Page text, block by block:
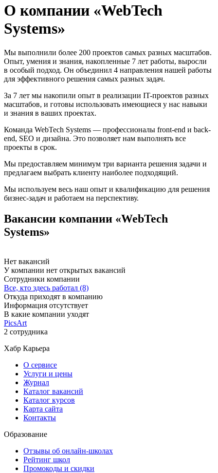
О компании «WebTech
Systems»
Мы выполнили более 200 проектов самых разных масштабов.
Опыт, умения и знания, накопленные 7 лет работы, выросли
в особый подход. Он объединил 4 направления нашей работы
для эффективного решения самых разных задач.
За 7 лет мы накопили опыт в реализации IT-проектов разных
масштабов, и готовы использовать имеющиеся у нас навыки
и знания в ваших проектах.
Команда WebTech Systems — профессионалы front-end и back-
end, SEO и дизайна. Это позволяет нам выполнять все
проекты в срок.
Мы предоставляем минимум три варианта решения задачи и
предлагаем выбрать клиенту наиболее подходящий.
Мы используем весь наш опыт и квалификацию для решения
бизнес-задач и работаем на перспективу.
Вакансии компании «WebTech
Systems»
Нет вакансий
У компании нет открытых вакансий
Сотрудники компании
Все, кто здесь работал (8)
Откуда приходят в компанию
Информация отсутствует
В какие компании уходят
PicsArt
2 сотрудника
Хабр Карьера
О сервисе
Услуги и цены
Журнал
Каталог вакансий
Каталог курсов
Карта сайта
Контакты
Образование
Отзывы об онлайн-школах
Рейтинг школ
Промокоды и скидки